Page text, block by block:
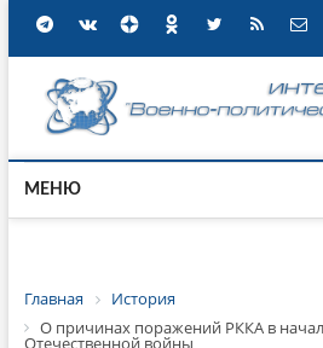
МЕНЮ
Главная
История
О причинах поражений РККА в